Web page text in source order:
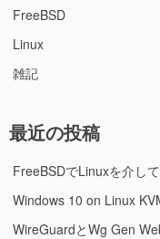
FreeBSD
Linux
雑記
最近の投稿
FreeBSDでLinuxを介し
Windows 10 on Linux
WireGuardとWg Gen